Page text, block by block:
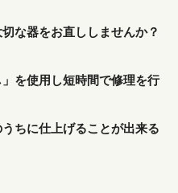
な器をお直ししませんか？
を使用し短時間で修理を行
ちに仕上げることが出来る